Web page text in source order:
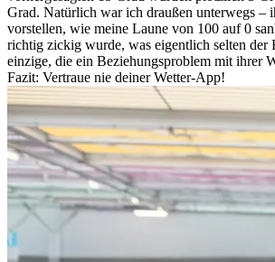
Grad. Natürlich war ich draußen unterwegs –
vorstellen, wie meine Laune von 100 auf 0
richtig zickig wurde, was eigentlich selten
einzige, die ein Beziehungsproblem mit ihrer
Fazit: Vertraue nie deiner Wetter-App!